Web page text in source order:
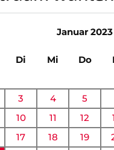
Januar 2023
Di enstag
Mi ttwoch
Do
3 4 5
10 11 12
17 18 19